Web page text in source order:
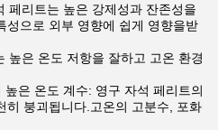
페리트는 높은 강제성과 잔존성을
성으로 외부 영향에 쉽게 영향을받
높은 온도 저항을 잘하고 고온 환경
은 온도 계수: 영구 자석 페리트의
히 붕괴됩니다.고온의 고분수, 포화